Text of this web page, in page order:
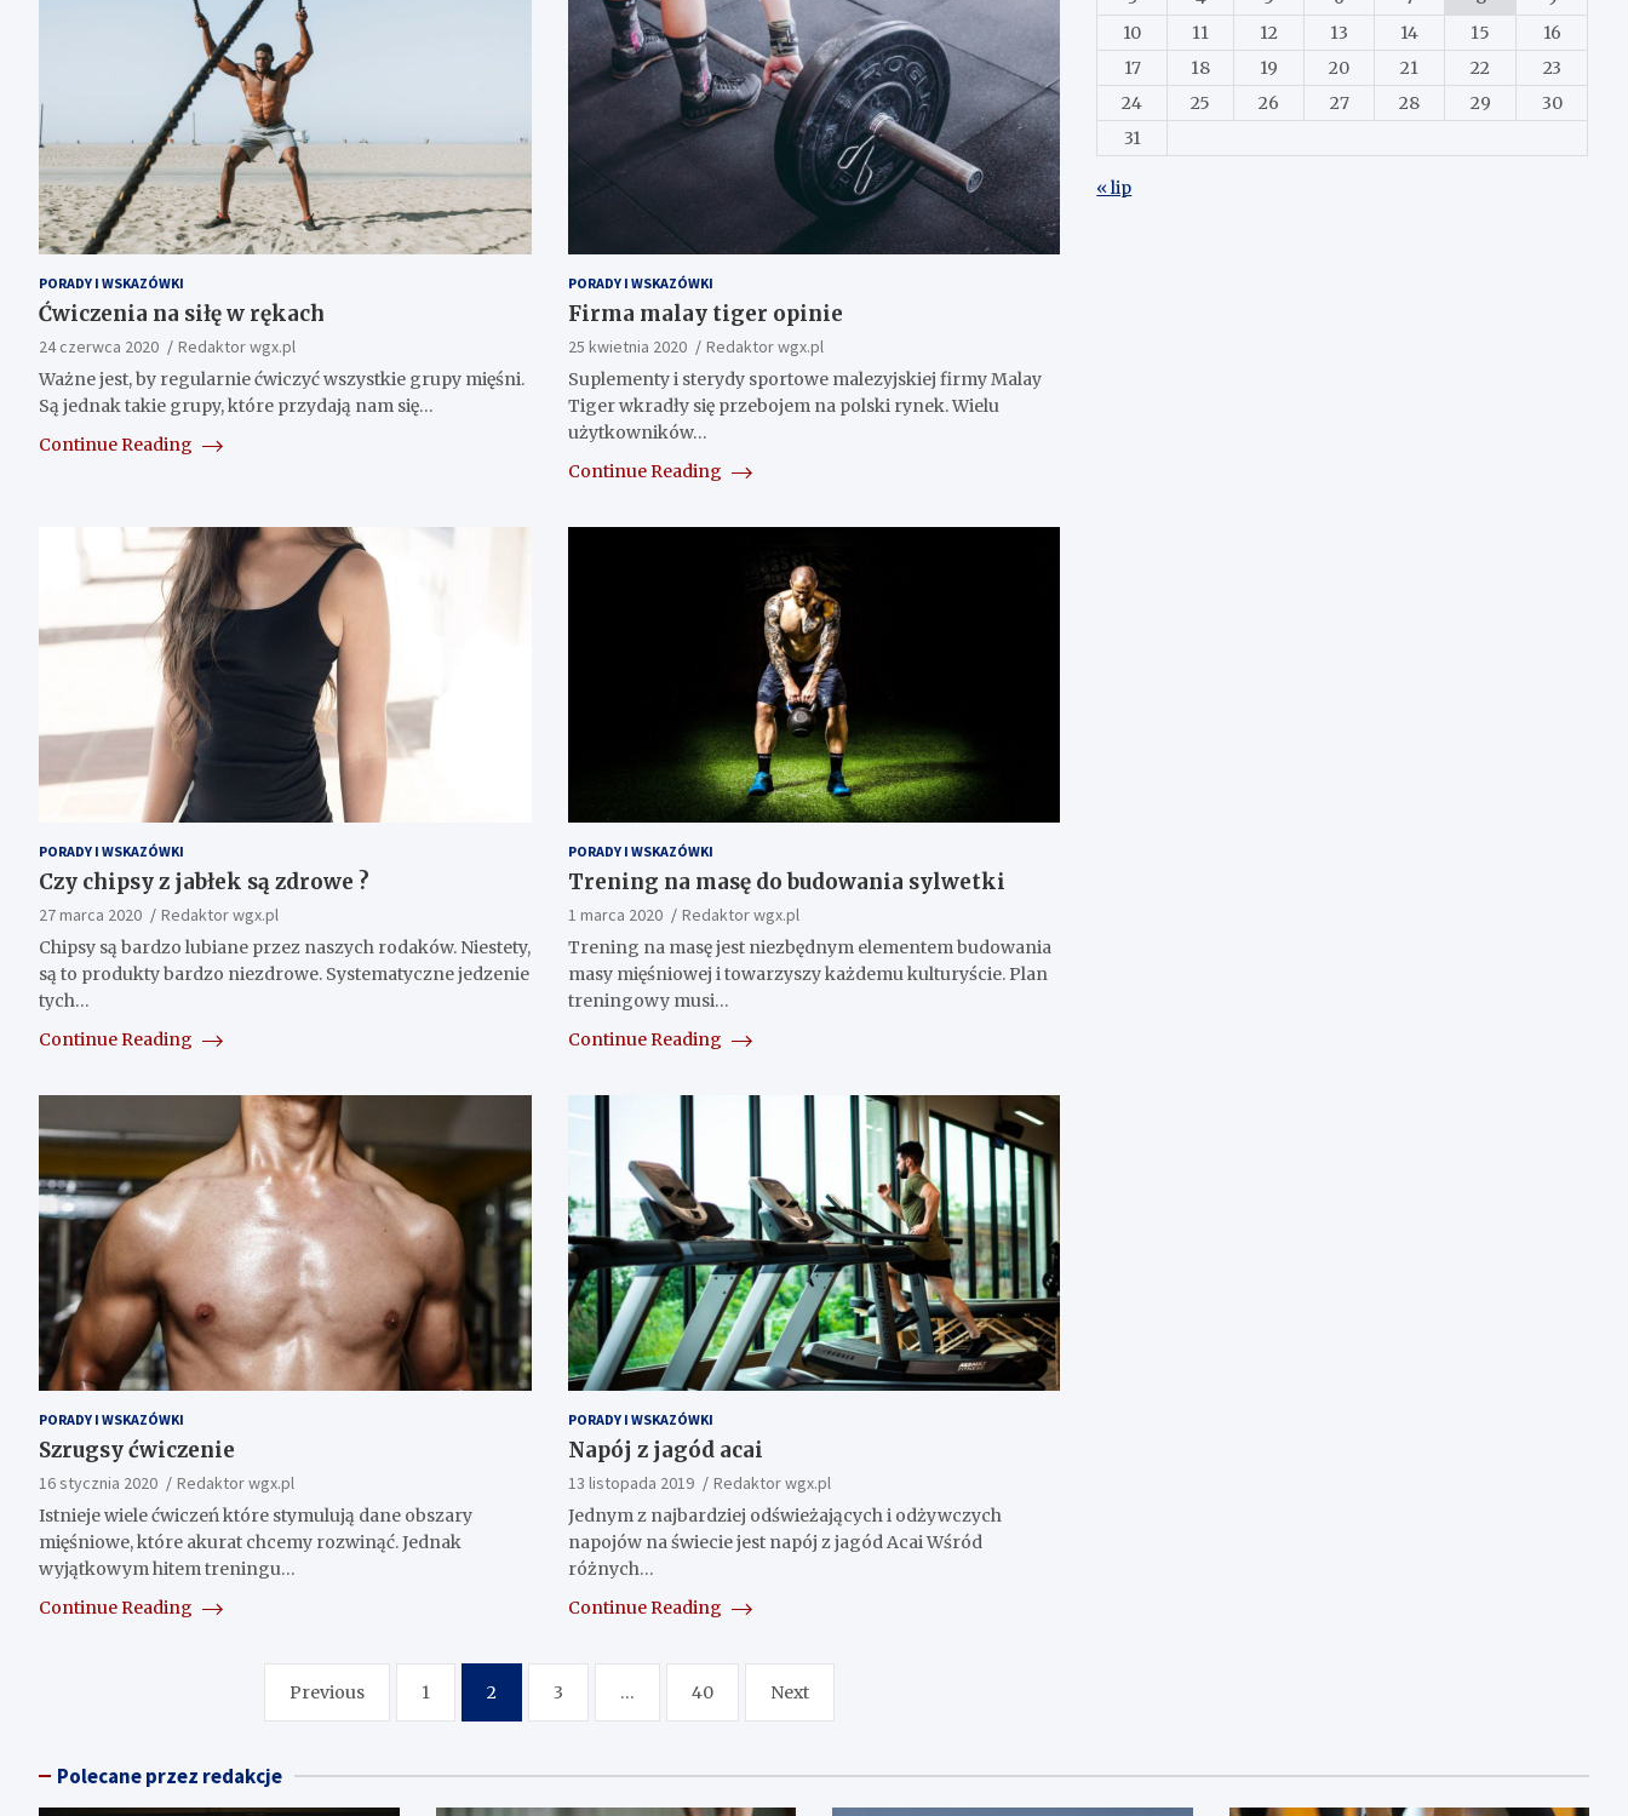
PORADY I WSKAZÓWKI
Ćwiczenia na siłę w rękach
24 czerwca 2020
Redaktor wgx.pl
Ważne jest, by regularnie ćwiczyć wszystkie grupy mięśni.
Są jednak takie grupy, które przydają nam się…
Continue Reading
PORADY I WSKAZÓWKI
Firma malay tiger opinie
25 kwietnia 2020
Redaktor wgx.pl
Suplementy i sterydy sportowe malezyjskiej firmy Malay
Tiger wkradły się przebojem na polski rynek. Wielu
użytkowników…
Continue Reading
PORADY I WSKAZÓWKI
Czy chipsy z jabłek są zdrowe ?
27 marca 2020
Redaktor wgx.pl
Chipsy są bardzo lubiane przez naszych rodaków. Niestety,
są to produkty bardzo niezdrowe. Systematyczne jedzenie
tych…
Continue Reading
PORADY I WSKAZÓWKI
Trening na masę do budowania sylwetki
1 marca 2020
Redaktor wgx.pl
Trening na masę jest niezbędnym elementem budowania
masy mięśniowej i towarzyszy każdemu kulturyście. Plan
treningowy musi…
Continue Reading
PORADY I WSKAZÓWKI
Szrugsy ćwiczenie
16 stycznia 2020
Redaktor wgx.pl
Istnieje wiele ćwiczeń które stymulują dane obszary
mięśniowe, które akurat chcemy rozwinąć. Jednak
wyjątkowym hitem treningu…
Continue Reading
PORADY I WSKAZÓWKI
Napój z jagód acai
13 listopada 2019
Redaktor wgx.pl
Jednym z najbardziej odświeżających i odżywczych
napojów na świecie jest napój z jagód Acai Wśród
różnych…
Continue Reading
wpisach
Previous 1 2 3 … 40 Next
10
11 12 13 14 15
16
17
18 19 20 21 22
23
24
25 26 27 28 29
30
31
« lip
Polecane przez redakcje